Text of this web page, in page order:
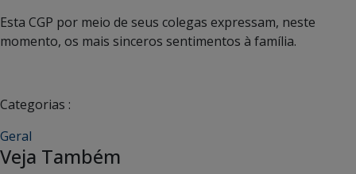
Esta CGP por meio de seus colegas expressam, neste
momento, os mais sinceros sentimentos à família.
Categorias :
Geral
Veja Também